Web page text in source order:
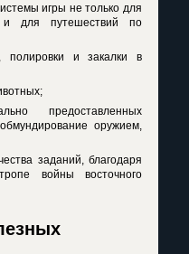
игры не только для
и для путешествий по
полировки и закалки в
предоставленных
оружием,
заданий, благодаря
войны восточного